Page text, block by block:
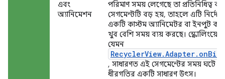
এবং
অ্যানিমেশন
পরিমাণ সময় লেগেছে তা প্রতিনিধিত্ব
সেগমেন্টটি বড় হয়, তাহলে এটি
একটি কাস্টম অ্যানিমেটর বা ইনপুট
খুব বেশি সময় ব্যয় করছে। স্ক্রোলিংয়ের
যেমন
, সাধারণত এই সেগমেন্টের সময় ঘটে
ধীরগতির একটি সাধারণ উৎস।